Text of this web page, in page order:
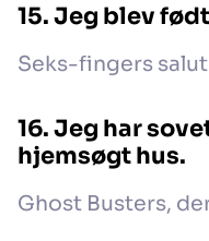
15. Jeg blev
Seks-fingers
16. Jeg har
hjemsøgt hus.
Ghost Busters,